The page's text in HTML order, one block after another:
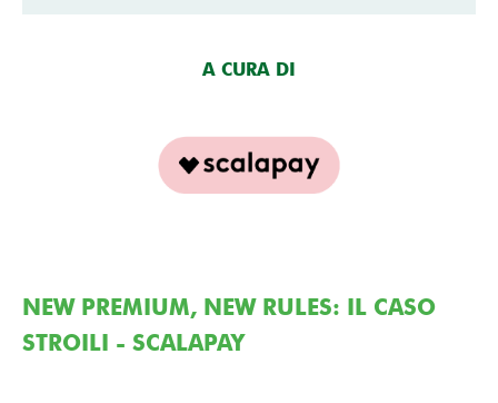
A CURA DI
NEW PREMIUM, NEW RULES: IL CASO
STROILI - SCALAPAY